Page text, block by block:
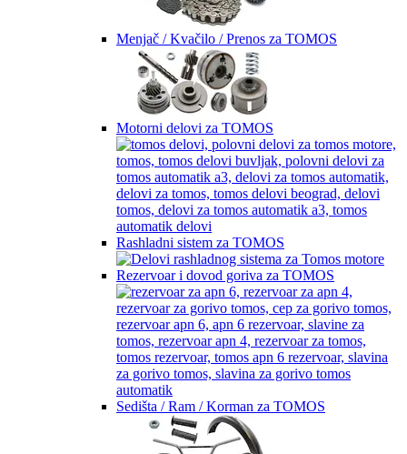
Menjač / Kvačilo / Prenos za TOMOS
Motorni delovi za TOMOS
Rashladni sistem za TOMOS
Rezervoar i dovod goriva za TOMOS
Sedišta / Ram / Korman za TOMOS